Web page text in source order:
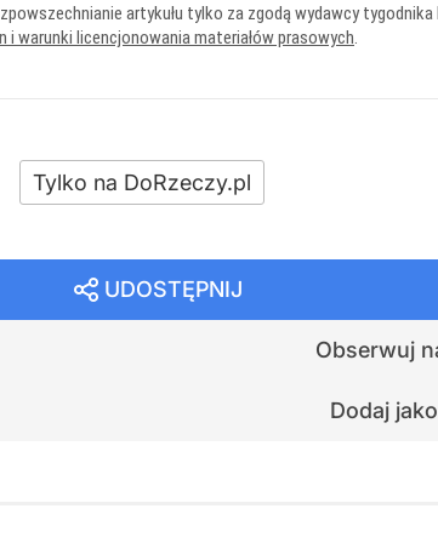
artykułu tylko za zgodą wydawcy tygodnika
i warunki licencjonowania materiałów prasowych.
Tylko na DoRzeczy.pl
UDOSTĘPNIJ
Obserwuj
Dodaj jako